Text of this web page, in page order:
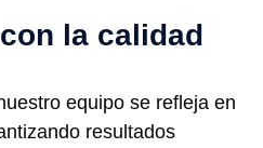
la calidad
equipo se refleja en
resultados